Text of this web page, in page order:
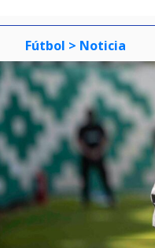
Fútbol > Noticia